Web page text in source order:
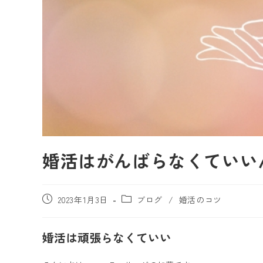
婚活はがんばらなくてい
2023年1月3日 ブログ / 婚活のコツ
婚活は頑張らなくていい